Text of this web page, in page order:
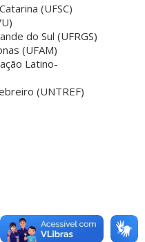
(UFSC)
do Sul (UFRGS)
(UFAM)
Latino-
(UNTREF)